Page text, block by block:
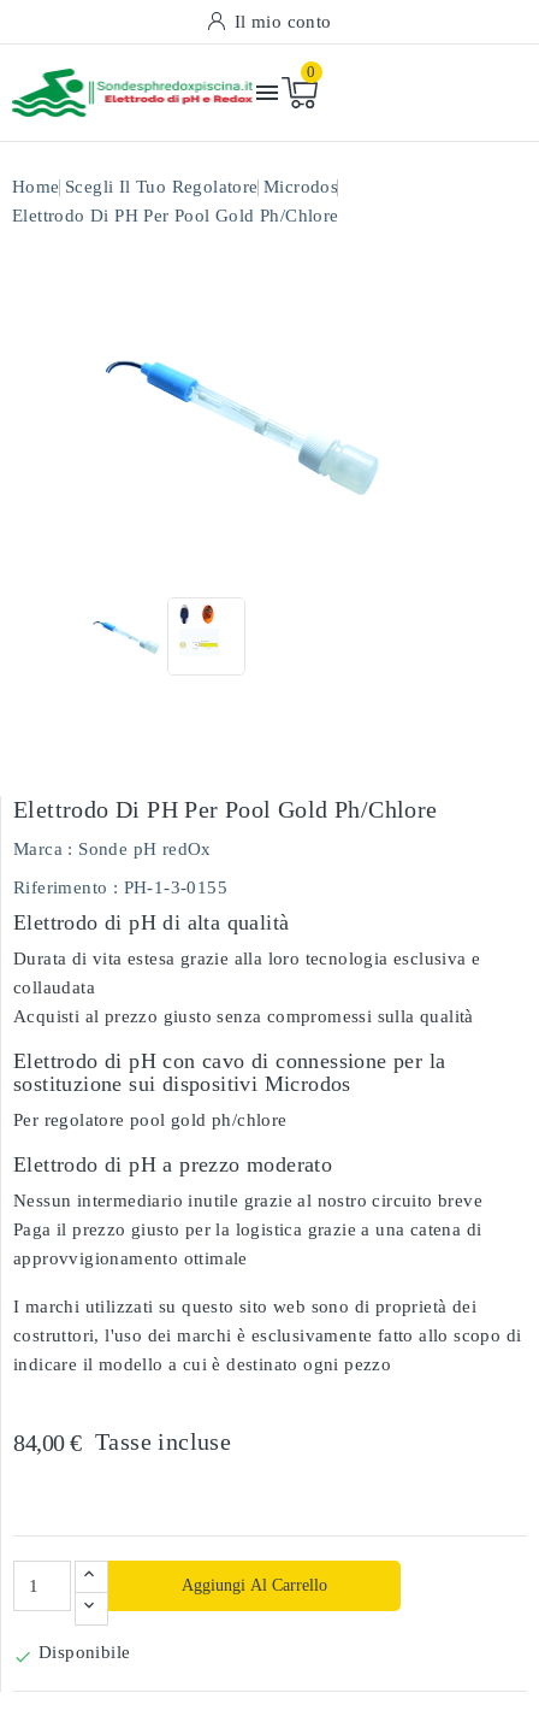
Il mio conto

0
Home Scegli Il Tuo Regolatore Microdos
Elettrodo Di PH Per Pool Gold Ph/chlore
Elettrodo Di PH Per Pool Gold Ph/chlore
Marca : Sonde pH redOx
Riferimento : PH-1-3-0155
Elettrodo di pH di alta qualità
Durata di vita estesa grazie alla loro tecnologia esclusiva e
collaudata
Acquisti al prezzo giusto senza compromessi sulla qualità
Elettrodo di pH con cavo di connessione per la
sostituzione sui dispositivi Microdos
Per regolatore pool gold ph/chlore
Elettrodo di pH a prezzo moderato
Nessun intermediario inutile grazie al nostro circuito breve
Paga il prezzo giusto per la logistica grazie a una catena di
approvvigionamento ottimale
I marchi utilizzati su questo sito web sono di proprietà dei
costruttori, l'uso dei marchi è esclusivamente fatto allo scopo di
indicare il modello a cui è destinato ogni pezzo
84,00 € Tasse incluse
Aggiungi Al Carrello
 Disponibile